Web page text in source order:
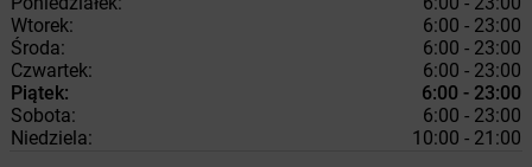
Wtorek:
6:00 - 23:00
Środa:
6:00 - 23:00
Czwartek:
6:00 - 23:00
Piątek:
6:00 - 23:00
Sobota:
6:00 - 23:00
Niedziela:
10:00 - 21:00